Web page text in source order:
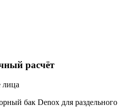
расчёт
лица
бак Denox для раздельного